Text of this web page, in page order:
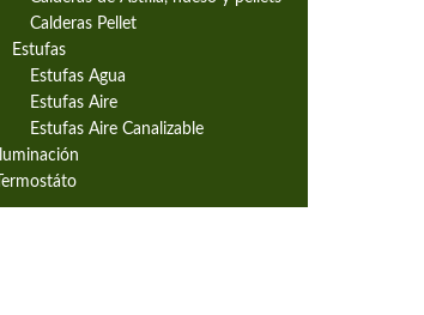
Calderas Pellet
Estufas
Estufas Agua
Estufas Aire
Estufas Aire Canalizable
Iluminación
Termostáto